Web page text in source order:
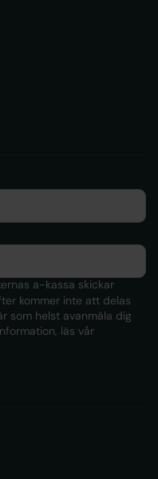
a-kassa skickar
kommer inte att delas
som helst avanmäla dig
läs vår